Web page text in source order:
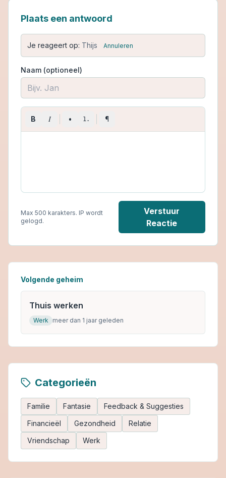
Plaats een antwoord
Je reageert op: Thijs Annuleren
Naam (optioneel)
B I • 1. ¶
Max 500 karakters. IP wordt
gelogd.
Verstuur
Reactie
Volgende geheim
Thuis werken
Werk meer dan 1 jaar geleden
Categorieën
Familie Fantasie
Feedback & Suggesties
Financieël
Gezondheid
Relatie
Vriendschap
Werk